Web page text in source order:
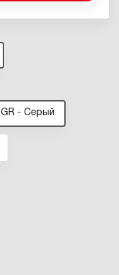
GR - Серый